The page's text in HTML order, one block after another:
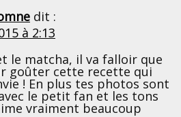
dit :
à 2:13
le matcha, il va falloir que
goûter cette recette qui
! En plus tes photos sont
le petit fan et les tons
vraiment beaucoup